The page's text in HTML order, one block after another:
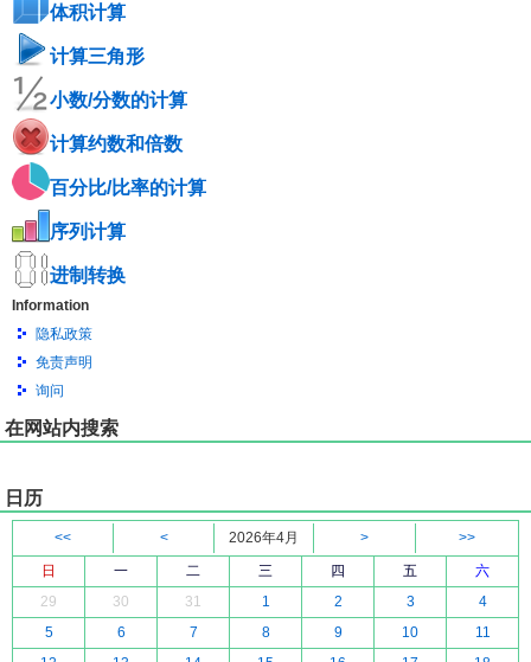
体积计算
计算三角形
小数/分数的计算
计算约数和倍数
百分比/比率的计算
序列计算
进制转换
Information
隐私政策
免责声明
询问
在网站内搜索
日历
<< < 2026年4月 >
>>
日
一 二 三 四 五
六
29
30 31 1 2 3
4
5
6 7 8 9 10
11